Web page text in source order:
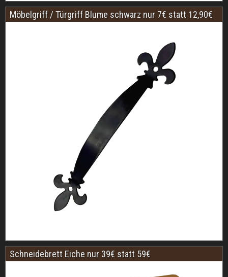
Möbelgriff / Türgriff Blume schwarz nur 7€ statt 12,90€
Schneidebrett Eiche nur 39€ statt 59€